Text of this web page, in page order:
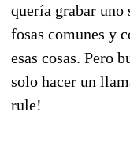
quería grabar uno
fosas comunes y
esas cosas. Pero
solo hacer un
rule!